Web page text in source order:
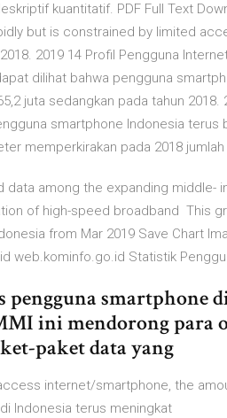
kuantitatif. PDF Full Text
but is constrained by limited
2019 14 Profil Pengguna
dilihat bahwa pengguna
juta sedangkan pada tahun
smartphone Indonesia
memperkirakan pada 2018
data among the expanding middle-
of high-speed broadband This
from Mar 2019 Save Chart
web.kominfo.go.id Statistik
smartphone
ini mendorong para
paket data yang
internet/smartphone, the
Indonesia terus meningkat